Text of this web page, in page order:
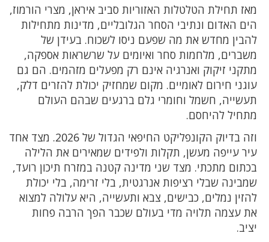
מאז תחילת הטלטלות האזוריות סביב איראן, מצרי הורמוז,
הים האדום ונתיבי הסחר הגלובליים, מדינות מתחילות
להבין מחדש את מה שפעם ניסו לשכוח. בעידן של
משברים, מלחמות סחר ואיומים על שרשראות אספקה,
מתקני זיקוק ואנרגיה אינם רק מפעלים מזהמים. הם גם
עוגני חירום לאומיים. מקום שמחזיק יכולת להזרים דלק,
תעשייה, חשמל וחומרי גלם ברגעים שבהם העולם
מתחיל להיחסם.
וזה בדיוק הקונפליקט החיפאי הגדול של 2026. מצד אחד
עיר עייפה מעשן, תקלות ולפידים שמאירים את הלילה
בכתום מתכתי. מצד שני מדינה קטנה במזרח תיכון רועד,
שמבינה שבלי רציפות אנרגטית, בלי זרימה, בלי יכולת
להזין נמלים, כבישים, צבא ותעשייה, היא עלולה למצוא
את עצמה תלויה מדי בעולם שכבר הפך הרבה פחות
יציב.